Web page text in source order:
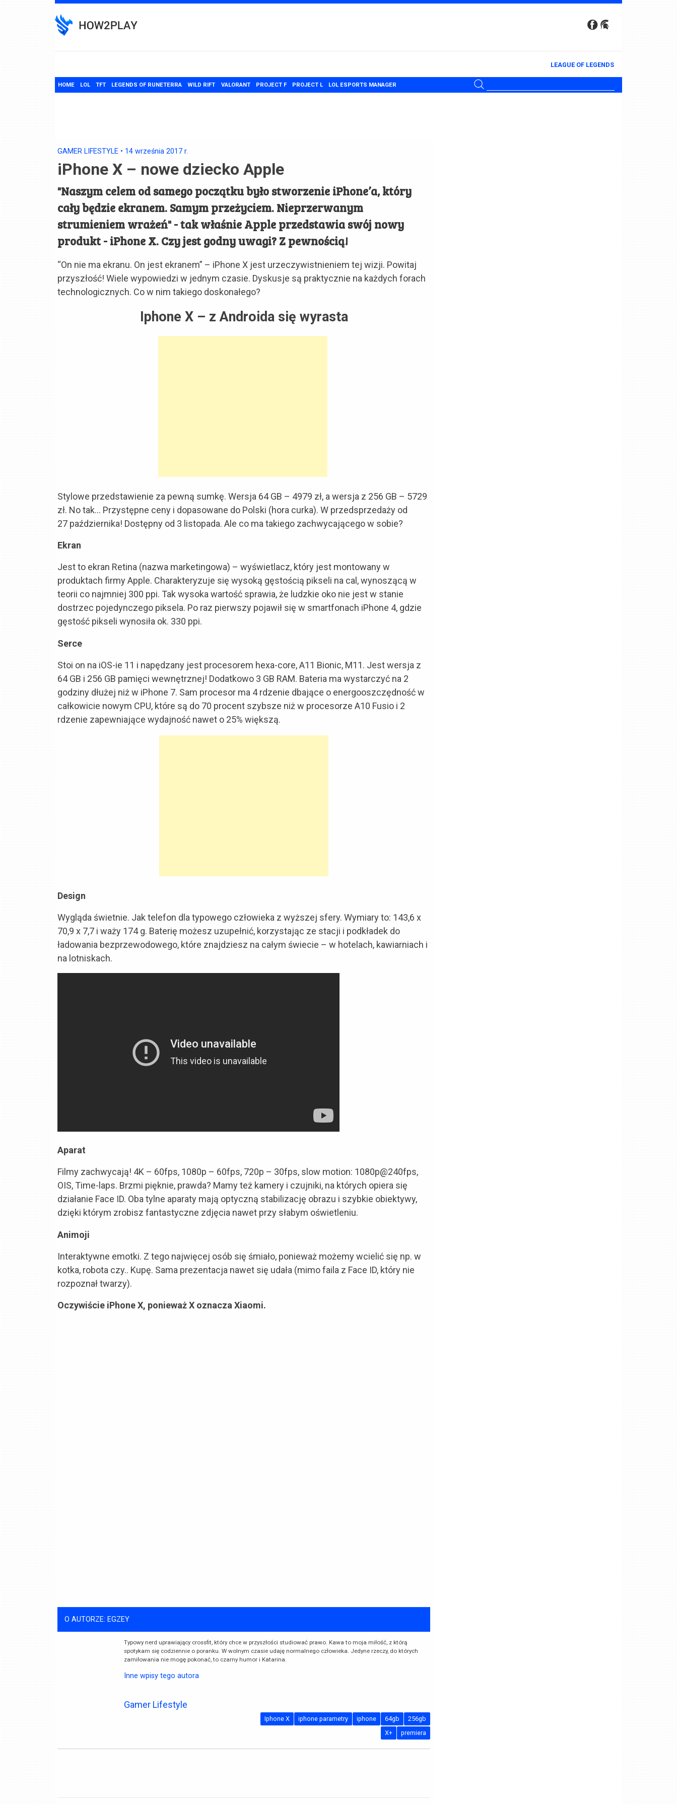
to
content
LEAGUE OF LEGENDS
HOME LOL TFT LEGENDS OF RUNETERRA WILD RIFT VALORANT PROJECT F PROJECT L LOL ESPORTS MANAGER
GAMER LIFESTYLE • 14 września 2017 r.
iPhone X – nowe dziecko Apple
"Naszym celem od samego początku było stworzenie iPhone’a, który
cały będzie ekranem. Samym przeżyciem. Nieprzerwanym
strumieniem wrażeń" - tak właśnie Apple przedstawia swój nowy
produkt - iPhone X. Czy jest godny uwagi? Z pewnością!
“On nie ma ekranu. On jest ekranem” – iPhone X jest urzeczywistnieniem tej wizji. Powitaj
przyszłość! Wiele wypowiedzi w jednym czasie. Dyskusje są praktycznie na każdych forach
technologicznych. Co w nim takiego doskonałego?
Iphone X – z Androida się wyrasta
Stylowe przedstawienie za pewną sumkę. Wersja 64 GB – 4979 zł, a wersja z 256 GB – 5729
zł. No tak… Przystępne ceny i dopasowane do Polski (hora curka). W przedsprzedaży od
27 października! Dostępny od 3 listopada. Ale co ma takiego zachwycającego w sobie?
Ekran
Jest to ekran Retina (nazwa marketingowa) – wyświetlacz, który jest montowany w
produktach firmy Apple. Charakteryzuje się wysoką gęstością pikseli na cal, wynoszącą w
teorii co najmniej 300 ppi. Tak wysoka wartość sprawia, że ludzkie oko nie jest w stanie
dostrzec pojedynczego piksela. Po raz pierwszy pojawił się w smartfonach iPhone 4, gdzie
gęstość pikseli wynosiła ok. 330 ppi.
Serce
Stoi on na iOS-ie 11 i napędzany jest procesorem hexa-core, A11 Bionic, M11. Jest wersja z
64 GB i 256 GB pamięci wewnętrznej! Dodatkowo 3 GB RAM. Bateria ma wystarczyć na 2
godziny dłużej niż w iPhone 7. Sam procesor ma 4 rdzenie dbające o energooszczędność w
całkowicie nowym CPU, które są do 70 procent szybsze niż w procesorze A10 Fusio i 2
rdzenie zapewniające wydajność nawet o 25% większą.
Design
Wygląda świetnie. Jak telefon dla typowego człowieka z wyższej sfery. Wymiary to: 143,6 x
70,9 x 7,7 i waży 174 g. Baterię możesz uzupełnić, korzystając ze stacji i podkładek do
ładowania bezprzewodo­wego, które znajdziesz na całym świecie – w hotelach, kawiarniach i
na lotniskach.
Aparat
Filmy zachwycają! 4K – 60fps, 1080p – 60fps, 720p – 30fps, slow motion: 1080p@240fps,
OIS, Time-laps. Brzmi pięknie, prawda? Mamy też kamery i czujniki, na których opiera się
działanie Face ID. Oba tylne aparaty mają optyczną stabilizację obrazu i szybkie obiektywy,
dzięki którym zrobisz fantastyczne zdjęcia nawet przy słabym oświetleniu.
Animoji
Interaktywne emotki. Z tego najwięcej osób się śmiało, ponieważ możemy wcielić się np. w
kotka, robota czy.. Kupę. Sama prezentacja nawet się udała (mimo faila z Face ID, który nie
rozpoznał twarzy).
Oczywiście iPhone X, ponieważ X oznacza Xiaomi.
O AUTORZE: EGZEY
Typowy nerd uprawiający crossfit, który chce w przyszłości studiować prawo. Kawa to moja miłość, z którą
spotykam się codziennie o poranku. W wolnym czasie udaję normalnego człowieka. Jedyne rzeczy, do których
zamiłowania nie mogę pokonać, to czarny humor i Katarina.
Inne wpisy tego autora
Gamer Lifestyle
256gb
64gb
iphone
iphone parametry
Iphone X
premiera
X+